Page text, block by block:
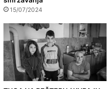
15/07/2024